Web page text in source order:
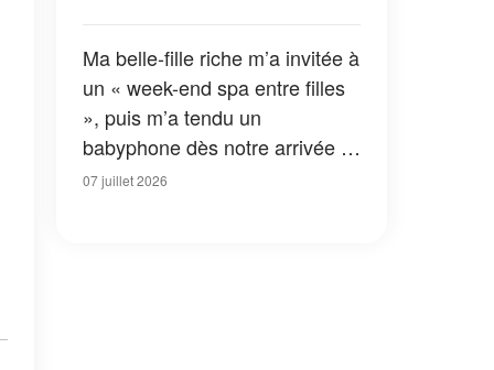
place
Ma belle-fille riche m’a invitée à
un « week-end spa entre filles
», puis m’a tendu un
babyphone dès notre arrivée –
alors je me suis assurée qu’elle
07 juillet 2026